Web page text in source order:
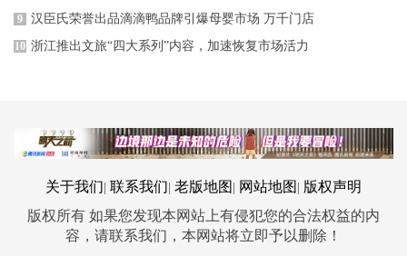
9 汉臣氏荣誉出品滴滴鸭品牌引爆母婴市场 万千门店
10 浙江推出文旅“四大系列”内容，加速恢复市场活力
关于我们 联系我们 老版地图 网站地图
版权声明
版权所有 如果您发现本网站上有侵犯您的合法权益的内
容，请联系我们，本网站将立即予以删除！